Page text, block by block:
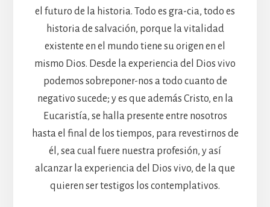
el futuro de la historia. Todo es gra-cia, todo es
historia de salvación, porque la vitalidad
existente en el mundo tiene su origen en el
mismo Dios. Desde la experiencia del Dios vivo
podemos sobreponer-nos a todo cuanto de
negativo sucede; y es que además Cristo, en la
Eucaristía, se halla presente entre nosotros
hasta el final de los tiempos, para revestirnos de
él, sea cual fuere nuestra profesión, y así
alcanzar la experiencia del Dios vivo, de la que
quieren ser testigos los contemplativos.